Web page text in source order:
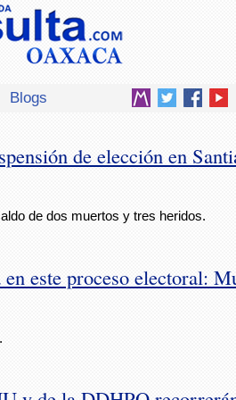
Blogs
de elección en
de dos muertos y tres heridos.
este proceso electoral: